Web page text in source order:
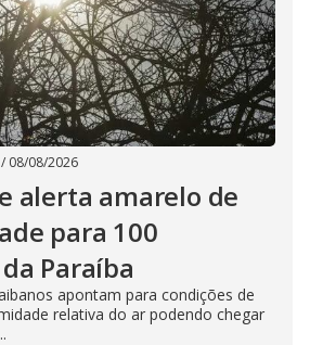
/ 08/08/2026
alerta amarelo de
para 100
Paraíba
apontam para condições de
relativa do ar podendo chegar